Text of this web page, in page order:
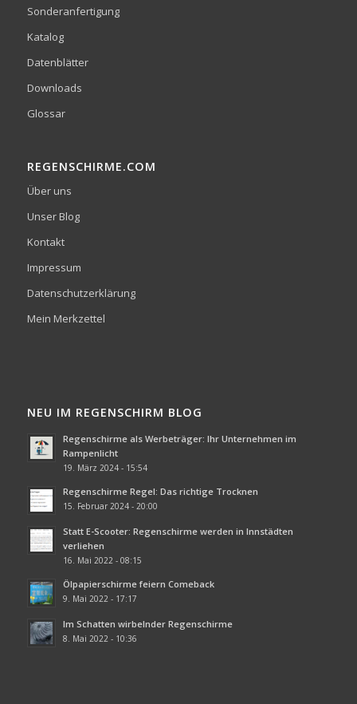
Sonderanfertigung
Katalog
Datenblätter
Downloads
Glossar
REGENSCHIRME.COM
Über uns
Unser Blog
Kontakt
Impressum
Datenschutzerklärung
Mein Merkzettel
NEU IM REGENSCHIRM BLOG
Regenschirme als Werbeträger: Ihr Unternehmen im
Rampenlicht
19. März 2024 - 15:54
Regenschirme Regel: Das richtige Trocknen
15. Februar 2024 - 20:00
Statt E-Scooter: Regenschirme werden in Innstädten
verliehen
16. Mai 2022 - 08:15
Ölpapierschirme feiern Comeback
9. Mai 2022 - 17:17
Im Schatten wirbelnder Regenschirme
8. Mai 2022 - 10:36